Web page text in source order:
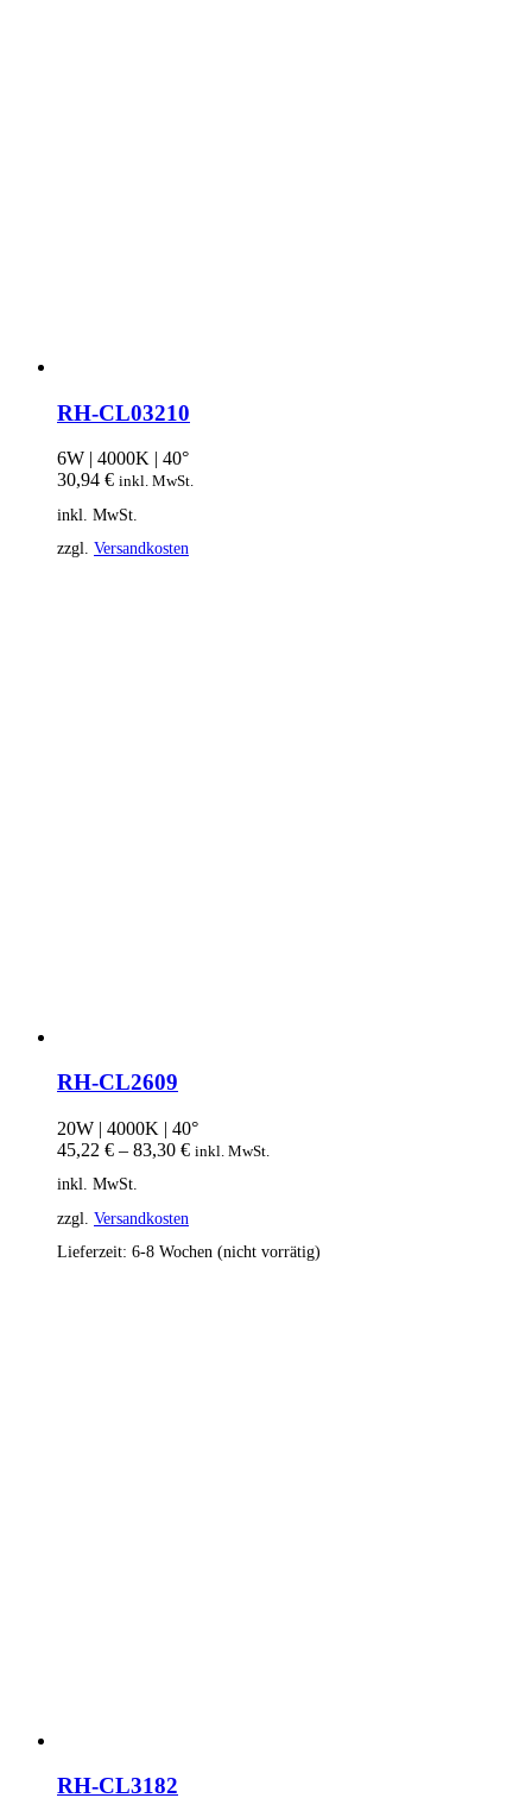
RH-CL03210
6W | 4000K | 40°
30,94 € inkl. MwSt.
inkl. MwSt.
zzgl. Versandkosten
RH-CL2609
20W | 4000K | 40°
45,22 € – 83,30 € inkl. MwSt.
inkl. MwSt.
zzgl. Versandkosten
Lieferzeit: 6-8 Wochen (nicht vorrätig)
RH-CL3182